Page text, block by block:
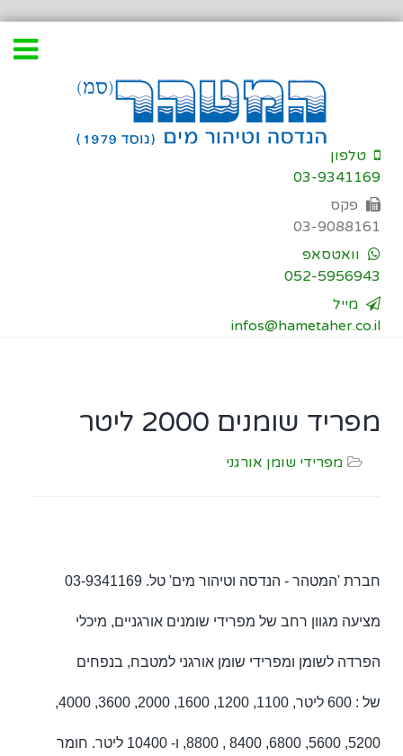
דילוג
טלפון
03-9341169
פקס
03-9088161
וואטסאפ
052-5956943
מייל
infos@hametaher.co.il
מפריד שומנים 2000 ליטר
מפרידי שומן אורגני
חברת 'המטהר - הנדסה וטיהור מים' טל. 03-9341169
מציעה מגוון רחב של מפרידי שומנים אורגניים, מיכלי
הפרדה לשומן ומפרידי שומן אורגני למטבח, בנפחים
של : 600 ליטר, 1100, 1200, 1600, 2000, 3600, 4000,
5200, 5600, 6800, 8400 , 8800, ו- 10400 ליטר. חומר